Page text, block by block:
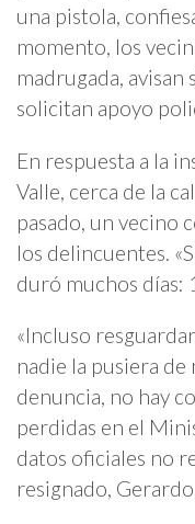
una pistola,
momento, los
madrugada, avisan
solicitan apoyo
En respuesta a la
Valle, cerca de la
pasado, un vecino
los delincuentes.
duró muchos días:
«Incluso
nadie la pusiera de
denuncia, no hay
perdidas en el
datos oficiales no
resignado,